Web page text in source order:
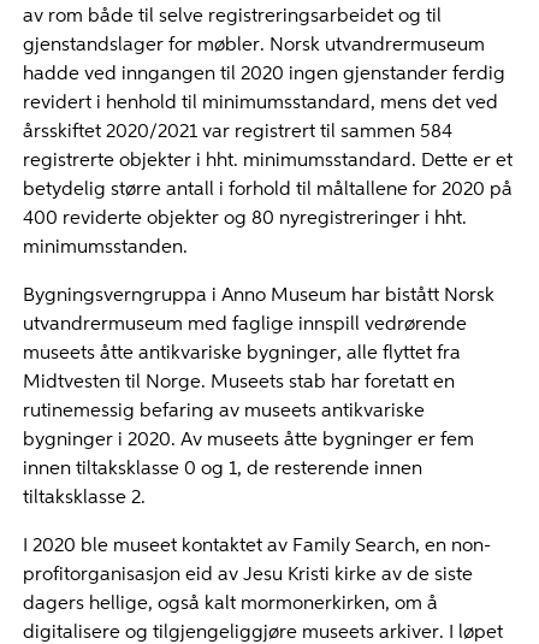
av rom både til selve registreringsarbeidet og til
gjenstandslager for møbler. Norsk utvandrermuseum
hadde ved inngangen til 2020 ingen gjenstander ferdig
revidert i henhold til minimumsstandard, mens det ved
årsskiftet 2020/2021 var registrert til sammen 584
registrerte objekter i hht. minimumsstandard. Dette er et
betydelig større antall i forhold til måltallene for 2020 på
400 reviderte objekter og 80 nyregistreringer i hht.
minimumsstanden.
Bygningsverngruppa i Anno Museum har bistått Norsk
utvandrermuseum med faglige innspill vedrørende
museets åtte antikvariske bygninger, alle flyttet fra
Midtvesten til Norge. Museets stab har foretatt en
rutinemessig befaring av museets antikvariske
bygninger i 2020. Av museets åtte bygninger er fem
innen tiltaksklasse 0 og 1, de resterende innen
tiltaksklasse 2.
I 2020 ble museet kontaktet av Family Search, en non-
profitorganisasjon eid av Jesu Kristi kirke av de siste
dagers hellige, også kalt mormonerkirken, om å
digitalisere og tilgjengeliggjøre museets arkiver. I løpet